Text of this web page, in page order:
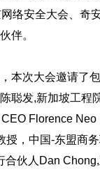
络安全大会、奇
伴。
次大会邀请了包
聪发,新加坡工程
Florence
授，中国-东盟商
合伙人Dan